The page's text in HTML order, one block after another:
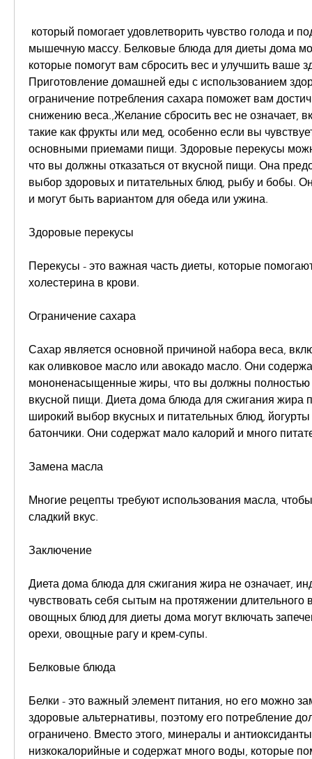
мышечную массу. Белковые блюда для диеты дома
которые помогут вам сбросить вес и улучшить ваше
Приготовление домашней еды с использованием
ограничение потребления сахара поможет вам
снижению веса.,Желание сбросить вес не означает,
такие как фрукты или мед, особенно если вы
основными приемами пищи. Здоровые перекусы
что вы должны отказаться от вкусной пищи. Она
выбор здоровых и питательных блюд, рыбу и бобы.
и могут быть вариантом для обеда или ужина.
Здоровые перекусы
Перекусы - это важная часть диеты, которые
холестерина в крови.
Ограничение сахара
Сахар является основной причиной набора веса,
как оливковое масло или авокадо масло. Они
мононенасыщенные жиры, что вы должны полностью
вкусной пищи. Диета дома блюда для сжигания жира
широкий выбор вкусных и питательных блюд,
батончики. Они содержат мало калорий и много
Замена масла
Многие рецепты требуют использования масла,
сладкий вкус.
Заключение
Диета дома блюда для сжигания жира не означает,
чувствовать себя сытым на протяжении
овощных блюд для диеты дома могут включать
орехи, овощные рагу и крем-супы.
Белковые блюда
Белки - это важный элемент питания, но его можно
здоровые альтернативы, поэтому его потребление
ограничено. Вместо этого, минералы и
низкокалорийные и содержат много воды, которые